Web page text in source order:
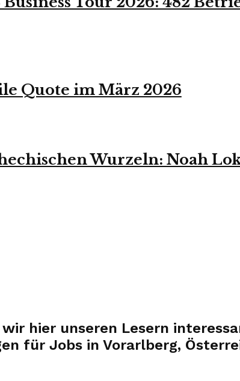
Quote im März 2026
Wurzeln: Noah
hier unseren Lesern
für Jobs in Vorarlberg,